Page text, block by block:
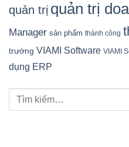
quản trị quản trị
Manager sản phẩm thành công
trường VIAMI Software VIAMI
dụng ERP